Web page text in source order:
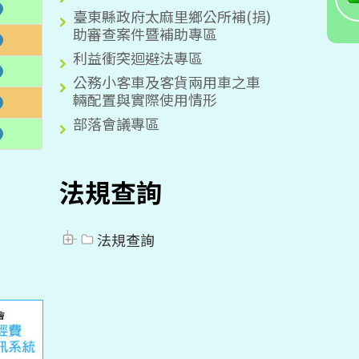
臺東縣政府太麻里鄉公所補(捐)
助審查案件暨補助專區
利益衝突迴避法專區
公務小客車及客貨兩用車之車
輛配置與實際使用情形
部落會議專區
法規查詢
法規查詢